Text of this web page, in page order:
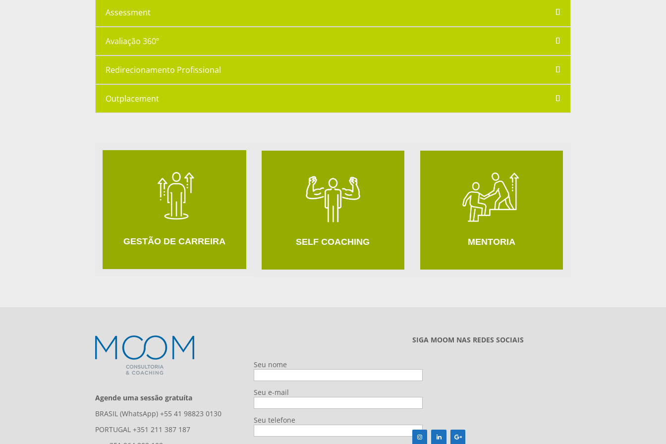
Assessment
Avaliação 360º
Redirecionamento Profissional
Outplacement
GESTÃO DE CARREIRA SELF COACHING MENTORIA
Agende uma sessão gratuíta
BRASIL (WhatsApp) +55 41 98823 0130
PORTUGAL +351 211 387 187
Seu nome
Seu e-mail
Seu telefone
SIGA MOOM NAS REDES SOCIAIS